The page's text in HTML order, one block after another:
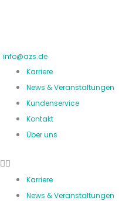
info@azs.de
Karriere
News & Veranstaltungen
Kundenservice
Kontakt
Über uns
Karriere
News & Veranstaltungen